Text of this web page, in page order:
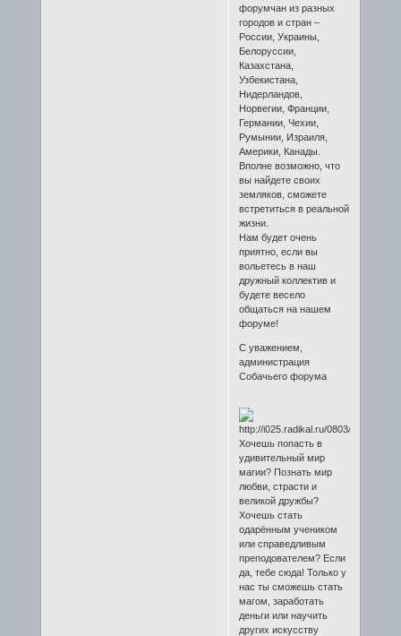
форумчан из разных
городов и стран –
России, Украины,
Белоруссии,
Казахстана,
Узбекистана,
Нидерландов,
Норвегии, Франции,
Германии, Чехии,
Румынии, Израиля,
Америки, Канады.
Вполне возможно, что
вы найдете своих
земляков, сможете
встретиться в реальной
жизни.
Нам будет очень
приятно, если вы
вольетесь в наш
дружный коллектив и
будете весело
общаться на нашем
форуме!
С уважением,
администрация
Собачьего форума
Хочешь попасть в
удивительный мир
магии? Познать мир
любви, страсти и
великой дружбы?
Хочешь стать
одарённым учеником
или справедливым
преподователем? Если
да, тебе сюда! Только у
нас ты сможешь стать
магом, заработать
деньги или научить
других искусству